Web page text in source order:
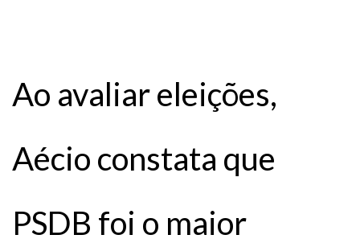
Ao avaliar eleições,
Aécio constata que
PSDB foi o maior